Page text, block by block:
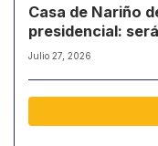
Casa de Nariño
presidencial:
Julio 27, 2026